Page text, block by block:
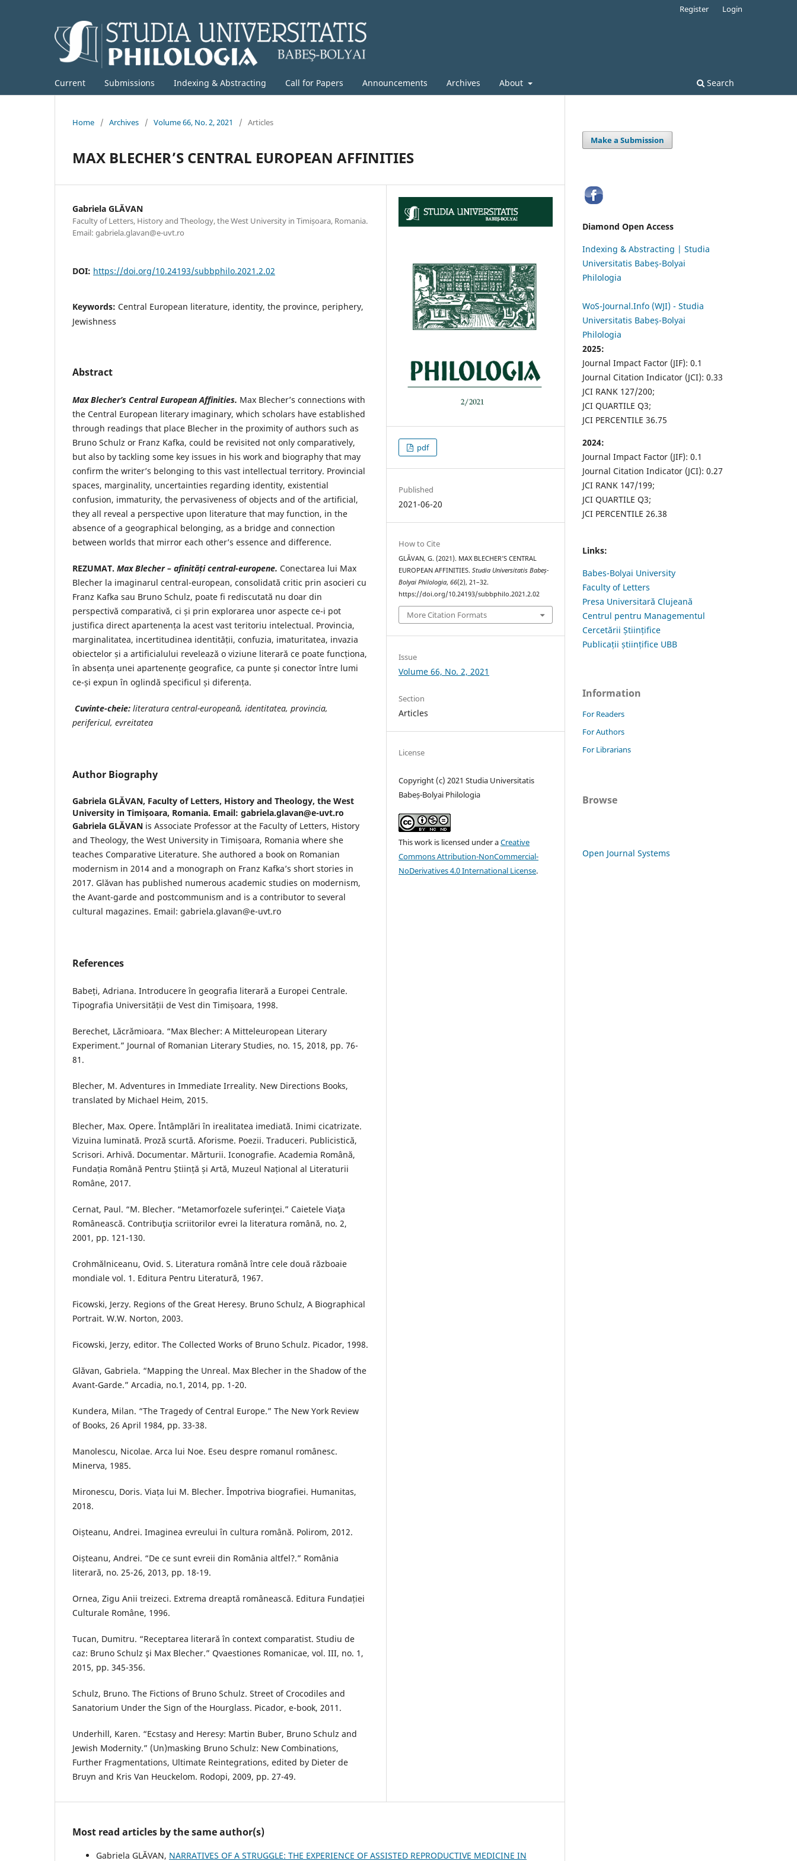
Current Submissions Indexing & Abstracting Call for Papers Announcements Archives About Search
Register Login
Home / Archives / Volume 66, No. 2, 2021 / Articles
MAX BLECHER’S CENTRAL EUROPEAN AFFINITIES
Gabriela GLĂVAN
Faculty of Letters, History and Theology, the West University in Timișoara, Romania.
Email: gabriela.glavan@e-uvt.ro
DOI: https://doi.org/10.24193/subbphilo.2021.2.02
Keywords: Central European literature, identity, the province, periphery,
Jewishness
Abstract
Max Blecher’s Central European Affinities. Max Blecher’s connections with
the Central European literary imaginary, which scholars have established
through readings that place Blecher in the proximity of authors such as
Bruno Schulz or Franz Kafka, could be revisited not only comparatively,
but also by tackling some key issues in his work and biography that may
confirm the writer’s belonging to this vast intellectual territory. Provincial
spaces, marginality, uncertainties regarding identity, existential
confusion, immaturity, the pervasiveness of objects and of the artificial,
they all reveal a perspective upon literature that may function, in the
absence of a geographical belonging, as a bridge and connection
between worlds that mirror each other’s essence and difference.
REZUMAT. Max Blecher – afinități central-europene. Conectarea lui Max
Blecher la imaginarul central-european, consolidată critic prin asocieri cu
Franz Kafka sau Bruno Schulz, poate fi rediscutată nu doar din
perspectivă comparativă, ci și prin explorarea unor aspecte ce-i pot
justifica direct apartenența la acest vast teritoriu intelectual. Provincia,
marginalitatea, incertitudinea identității, confuzia, imaturitatea, invazia
obiectelor și a artificialului revelează o viziune literară ce poate funcționa,
în absența unei apartenențe geografice, ca punte și conector între lumi
ce-și expun în oglindă specificul și diferența.
Cuvinte-cheie: literatura central-europeană, identitatea, provincia,
perifericul, evreitatea
Author Biography
Gabriela GLĂVAN, Faculty of Letters, History and Theology, the West
University in Timișoara, Romania. Email: gabriela.glavan@e-uvt.ro
Gabriela GLĂVAN is Associate Professor at the Faculty of Letters, History
and Theology, the West University in Timișoara, Romania where she
teaches Comparative Literature. She authored a book on Romanian
modernism in 2014 and a monograph on Franz Kafka’s short stories in
2017. Glăvan has published numerous academic studies on modernism,
the Avant-garde and postcommunism and is a contributor to several
cultural magazines. Email: gabriela.glavan@e-uvt.ro
References
Babeți, Adriana. Introducere în geografia literară a Europei Centrale.
Tipografia Universității de Vest din Timișoara, 1998.
Berechet, Lăcrămioara. “Max Blecher: A Mitteleuropean Literary
Experiment.” Journal of Romanian Literary Studies, no. 15, 2018, pp. 76-
81.
Blecher, M. Adventures in Immediate Irreality. New Directions Books,
translated by Michael Heim, 2015.
Blecher, Max. Opere. Întâmplări în irealitatea imediată. Inimi cicatrizate.
Vizuina luminată. Proză scurtă. Aforisme. Poezii. Traduceri. Publicistică,
Scrisori. Arhivă. Documentar. Mărturii. Iconografie. Academia Română,
Fundația Română Pentru Știință și Artă, Muzeul Național al Literaturii
Române, 2017.
Cernat, Paul. “M. Blecher. “Metamorfozele suferinţei.” Caietele Viaţa
Românească. Contribuţia scriitorilor evrei la literatura română, no. 2,
2001, pp. 121-130.
Crohmălniceanu, Ovid. S. Literatura română între cele două războaie
mondiale vol. 1. Editura Pentru Literatură, 1967.
Ficowski, Jerzy. Regions of the Great Heresy. Bruno Schulz, A Biographical
Portrait. W.W. Norton, 2003.
Ficowski, Jerzy, editor. The Collected Works of Bruno Schulz. Picador, 1998.
Glăvan, Gabriela. “Mapping the Unreal. Max Blecher in the Shadow of the
Avant-Garde.” Arcadia, no.1, 2014, pp. 1-20.
Kundera, Milan. “The Tragedy of Central Europe.” The New York Review
of Books, 26 April 1984, pp. 33-38.
Manolescu, Nicolae. Arca lui Noe. Eseu despre romanul românesc.
Minerva, 1985.
Mironescu, Doris. Viața lui M. Blecher. Împotriva biografiei. Humanitas,
2018.
Oișteanu, Andrei. Imaginea evreului în cultura română. Polirom, 2012.
Oișteanu, Andrei. “De ce sunt evreii din România altfel?.” România
literară, no. 25-26, 2013, pp. 18-19.
Ornea, Zigu Anii treizeci. Extrema dreaptă românească. Editura Fundației
Culturale Române, 1996.
Tucan, Dumitru. “Receptarea literară în context comparatist. Studiu de
caz: Bruno Schulz şi Max Blecher.” Qvaestiones Romanicae, vol. III, no. 1,
2015, pp. 345-356.
Schulz, Bruno. The Fictions of Bruno Schulz. Street of Crocodiles and
Sanatorium Under the Sign of the Hourglass. Picador, e-book, 2011.
Underhill, Karen. “Ecstasy and Heresy: Martin Buber, Bruno Schulz and
Jewish Modernity.” (Un)masking Bruno Schulz: New Combinations,
Further Fragmentations, Ultimate Reintegrations, edited by Dieter de
Bruyn and Kris Van Heuckelom. Rodopi, 2009, pp. 27-49.
pdf
Published
2021-06-20
How to Cite
GLĂVAN, G. (2021). MAX BLECHER’S CENTRAL
EUROPEAN AFFINITIES.Studia Universitatis Babeș-
Bolyai Philologia,66(2), 21–32.
https://doi.org/10.24193/subbphilo.2021.2.02
More Citation Formats
Issue
Volume 66, No. 2, 2021
Section
Articles
License
Copyright (c) 2021 Studia Universitatis
Babeș-Bolyai Philologia
This work is licensed under aCreative
Commons Attribution-NonCommercial-
NoDerivatives 4.0 International License.
Most read articles by the same author(s)
Gabriela GLĂVAN, NARRATIVES OF A STRUGGLE: THE EXPERIENCE OF ASSISTED REPRODUCTIVE MEDICINE IN
Make a Submission
Diamond Open Access
Indexing & Abstracting | Studia
Universitatis Babeș-Bolyai
Philologia
WoS-Journal.Info (WJI) - Studia
Universitatis Babeș-Bolyai
Philologia
2025:
Journal Impact Factor (JIF): 0.1
Journal Citation Indicator (JCI): 0.33
JCI RANK 127/200;
JCI QUARTILE Q3;
JCI PERCENTILE 36.75
2024:
Journal Impact Factor (JIF): 0.1
Journal Citation Indicator (JCI): 0.27
JCI RANK 147/199;
JCI QUARTILE Q3;
JCI PERCENTILE 26.38
Links:
Babes-Bolyai University
Faculty of Letters
Presa Universitară Clujeană
Centrul pentru Managementul
Cercetării Științifice
Publicații științifice UBB
Information
For Readers
For Authors
For Librarians
Browse
Open Journal Systems